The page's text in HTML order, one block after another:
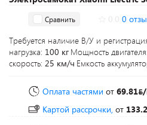
Сравнить 0
Требуется наличие В/У и
нагрузка: 100 кг Мощность двигателя:
скорость: 25 км/ч Емкость
Оплата частями от 69.81
Картой рассрочки, от